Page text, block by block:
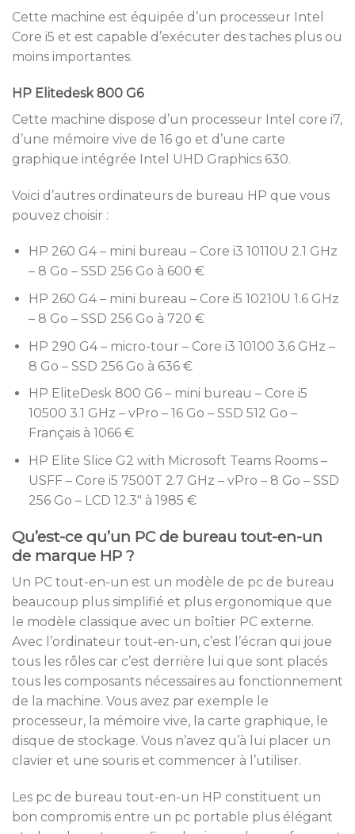
Cette machine est équipée d’un processeur Intel
Core i5 et est capable d’exécuter des taches plus ou
moins importantes.
HP Elitedesk 800 G6
Cette machine dispose d’un processeur Intel core i7,
d’une mémoire vive de 16 go et d’une carte
graphique intégrée Intel UHD Graphics 630.
Voici d’autres ordinateurs de bureau HP que vous
pouvez choisir :
HP 260 G4 – mini bureau – Core i3 10110U 2.1 GHz
– 8 Go – SSD 256 Go à 600 €
HP 260 G4 – mini bureau – Core i5 10210U 1.6 GHz
– 8 Go – SSD 256 Go à 720 €
HP 290 G4 – micro-tour – Core i3 10100 3.6 GHz –
8 Go – SSD 256 Go à 636 €
HP EliteDesk 800 G6 – mini bureau – Core i5
10500 3.1 GHz – vPro – 16 Go – SSD 512 Go –
Français à 1066 €
HP Elite Slice G2 with Microsoft Teams Rooms –
USFF – Core i5 7500T 2.7 GHz – vPro – 8 Go – SSD
256 Go – LCD 12.3″ à 1985 €
Qu’est-ce qu’un PC de bureau tout-en-un
de marque HP ?
Un PC tout-en-un est un modèle de pc de bureau
beaucoup plus simplifié et plus ergonomique que
le modèle classique avec un boîtier PC externe.
Avec l’ordinateur tout-en-un, c’est l’écran qui joue
tous les rôles car c’est derrière lui que sont placés
tous les composants nécessaires au fonctionnement
de la machine. Vous avez par exemple le
processeur, la mémoire vive, la carte graphique, le
disque de stockage. Vous n’avez qu’à lui placer un
clavier et une souris et commencer à l’utiliser.
Les pc de bureau tout-en-un HP constituent un
bon compromis entre un pc portable plus élégant